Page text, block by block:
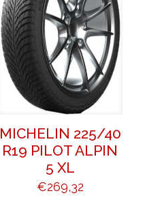
MICHELIN 225/40
R19 PILOT ALPIN
5 XL
€269,32